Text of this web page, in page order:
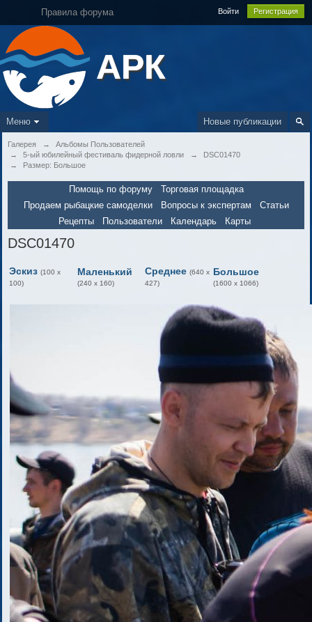
Правила форума Войти Регистрация
АРК
Новые публикации
Меню
Галерея →
Альбомы Пользователей
→
5-ый юбилейный фестиваль фидерной ловли →
DSC01470
→
Размер: Большое
Помощь по форуму
Торговая площадка
Продаем рыбацкие самоделки
Вопросы к экспертам
Статьи
Рецепты
Пользователи Календарь Карты
DSC01470
Эскиз (100 x
100)
Маленький
(240 x 160)
Среднее (640 x
427)
Большое
(1600 x 1066)